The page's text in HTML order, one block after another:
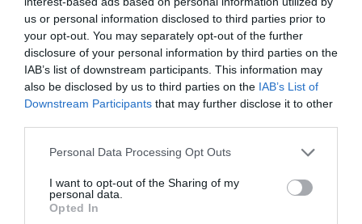
us or personal information disclosed to third parties prior to
your opt-out. You may separately opt-out of the further
disclosure of your personal information by third parties on the
IAB’s list of downstream participants. This information may
also be disclosed by us to third parties on the IAB’s List of
Downstream Participants that may further disclose it to other
Please note that this website/app uses one or more Google
not limited to your visit or usage behaviour. You may click to
grant or deny consent to Google and its third-party tags to
use your data for below specified purposes in below Google
Personal Data Processing Opt Outs
I want to opt-out of the Sharing of my
personal data.
Opted In
10.11.2025
Υγιεινό, vegan και λαχταριστό carrot cake
Δείτε τη συνταγή